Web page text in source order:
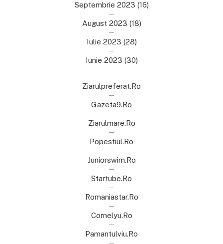
Septembrie 2023 (16)
August 2023 (18)
Iulie 2023 (28)
Iunie 2023 (30)
Ziarulpreferat.ro
Gazeta9.ro
Ziarulmare.ro
Popestiul.ro
Juniorswim.ro
Startube.ro
Romaniastar.ro
Cornelyu.ro
Pamantulviu.ro